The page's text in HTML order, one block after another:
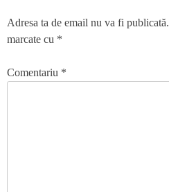
Adresa ta de email nu va fi publicată.
marcate cu *
Comentariu *